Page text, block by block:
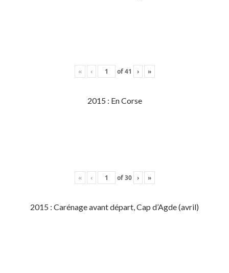
« ‹ of41 › »
2015 : En Corse
« ‹ of30 › »
2015 : Carénage avant départ, Cap d’Agde (avril)